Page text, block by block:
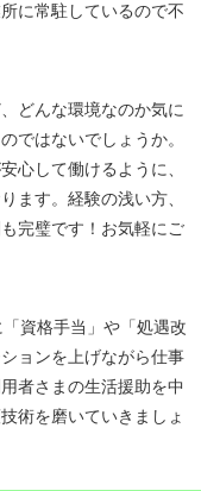
に常駐しているので不
どんな環境なのか気に
ではないでしょうか。
心して働けるように、
ます。経験の浅い方、
完璧です！お気軽にご
資格手当」や「処遇改
ョンを上げながら仕事
者さまの生活援助を中
術を磨いていきましょ